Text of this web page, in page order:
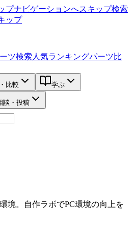
プナビゲーションへスキップ検索
ップ
ツ検索 人気ランキングパーツ比
比較 学ぶ
談・投稿
境。 自作ラボでPC環境の向上を